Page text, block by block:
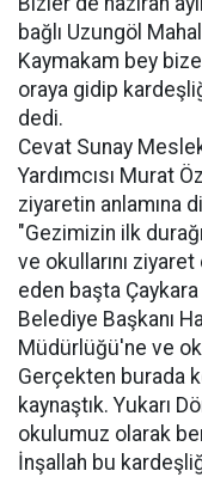
bağlı Uzungöl
Kaymakam bey
oraya gidip
dedi.
Cevat Sunay
Yardımcısı Murat
ziyaretin anlamına
"Gezimizin ilk
ve okullarını
eden başta
Belediye Başkanı
Müdürlüğü'ne ve
Gerçekten burada
kaynaştık. Yukarı
okulumuz olarak
İnşallah bu